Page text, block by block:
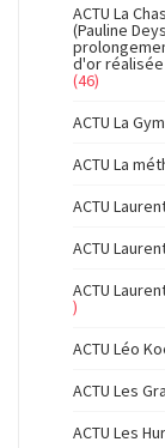
ACTU La
(Pauline
d'or
(46)
ACTU La
ACTU La
ACTU
ACTU
ACTU
)
ACTU Léo
ACTU Les
ACTU Les